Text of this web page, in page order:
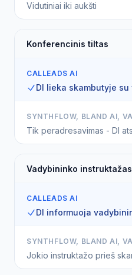
Vidutiniai iki aukšti
Konferencinis tiltas
CALLEADS AI
DI lieka skambutyje
SYNTHFLOW, BLAND AI,
Tik peradresavimas - DI
Vadybininko instruktažas
CALLEADS AI
DI informuoja
SYNTHFLOW, BLAND AI,
Jokio instruktažo prieš